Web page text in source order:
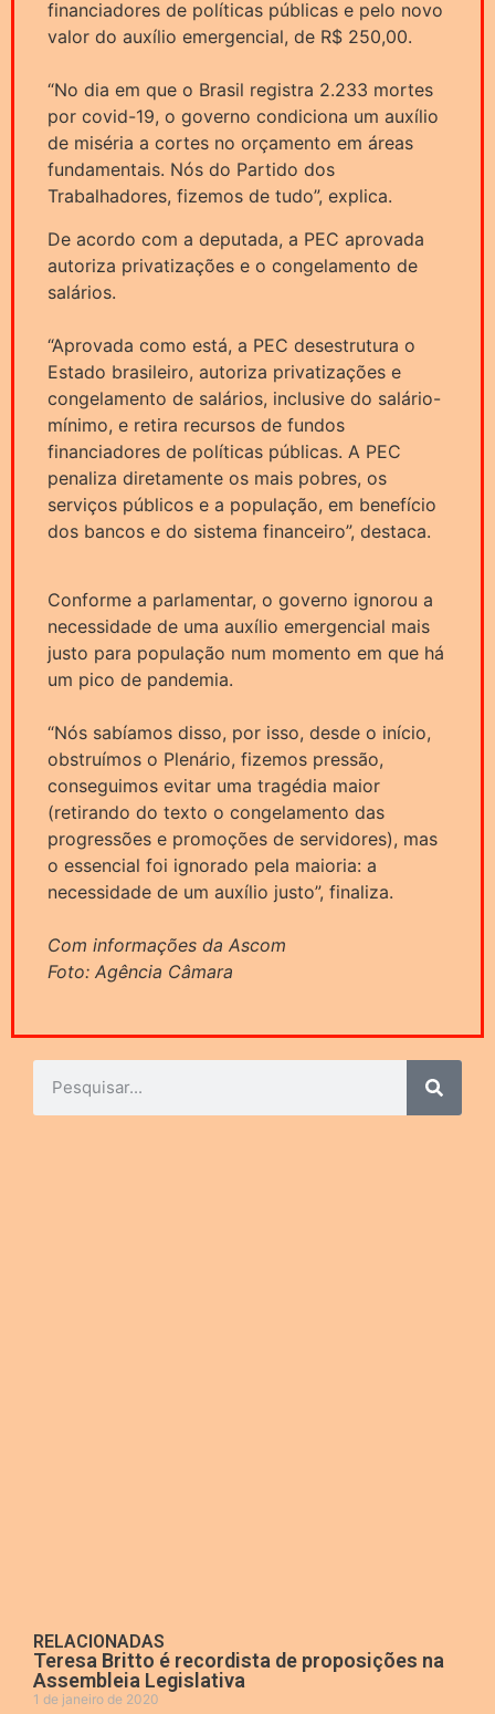
financiadores de políticas públicas e pelo novo
valor do auxílio emergencial, de R$ 250,00.
“No dia em que o Brasil registra 2.233 mortes
por covid-19, o governo condiciona um auxílio
de miséria a cortes no orçamento em áreas
fundamentais. Nós do Partido dos
Trabalhadores, fizemos de tudo”, explica.
De acordo com a deputada, a PEC aprovada
autoriza privatizações e o congelamento de
salários.
“Aprovada como está, a PEC desestrutura o
Estado brasileiro, autoriza privatizações e
congelamento de salários, inclusive do salário-
mínimo, e retira recursos de fundos
financiadores de políticas públicas. A PEC
penaliza diretamente os mais pobres, os
serviços públicos e a população, em benefício
dos bancos e do sistema financeiro”, destaca.
Conforme a parlamentar, o governo ignorou a
necessidade de uma auxílio emergencial mais
justo para população num momento em que há
um pico de pandemia.
“Nós sabíamos disso, por isso, desde o início,
obstruímos o Plenário, fizemos pressão,
conseguimos evitar uma tragédia maior
(retirando do texto o congelamento das
progressões e promoções de servidores), mas
o essencial foi ignorado pela maioria: a
necessidade de um auxílio justo”, finaliza.
Com informações da Ascom
Foto: Agência Câmara
RELACIONADAS
Teresa Britto é recordista de proposições na
Assembleia Legislativa
1 de janeiro de 2020